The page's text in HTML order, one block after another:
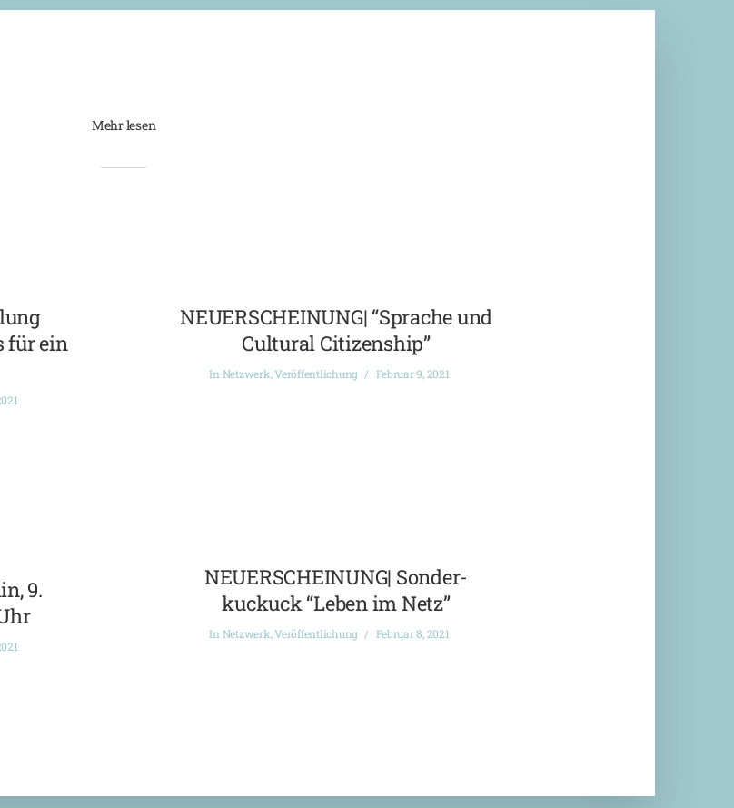
Mehr lesen
für ein
NEUERSCHEINUNG| “Sprache und
Cultural Citizenship”
In Netzwerk,Veröffentlichung Februar 9, 2021
9.
NEUERSCHEINUNG| Sonder-
kuckuck “Leben im Netz”
In Netzwerk,Veröffentlichung Februar 8, 2021